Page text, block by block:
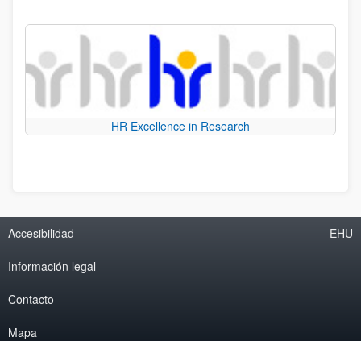
HR Excellence in Research
Accesibilidad
Información legal
Contacto
Mapa
EHU